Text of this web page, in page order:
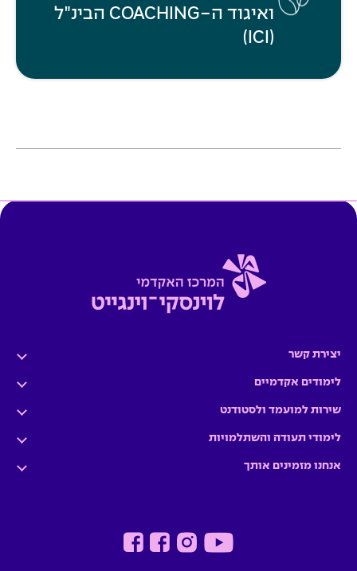
ואיגוד ה-COACHING הבינ"ל
(ICI)
יצירת קשר
לימודים אקדמיים
שירות למועמד ולסטודנט
לימודי תעודה והשתלמויות
אנחנו מזמינים אותך